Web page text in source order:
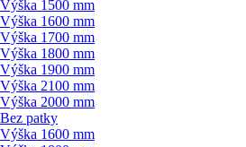
Výška 1500 mm
Výška 1600 mm
Výška 1700 mm
Výška 1800 mm
Výška 1900 mm
Výška 2100 mm
Výška 2000 mm
Bez patky
Výška 1600 mm